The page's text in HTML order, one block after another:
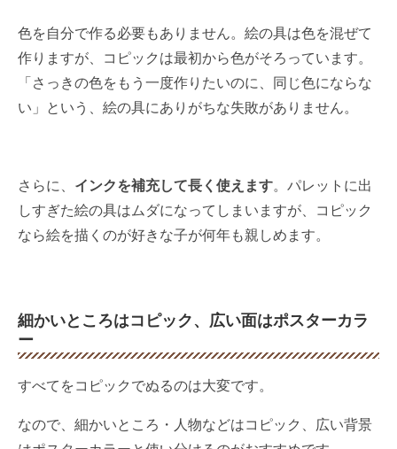
色を自分で作る必要もありません。絵の具は色を混ぜて
作りますが、コピックは最初から色がそろっています。
「さっきの色をもう一度作りたいのに、同じ色にならな
い」という、絵の具にありがちな失敗がありません。
さらに、 インクを補充して長く使えます。パレットに出
しすぎた絵の具はムダになってしまいますが、コピック
なら絵を描くのが好きな子が何年も親しめます。
細かいところはコピック、広い面はポスターカラ
ー
すべてをコピックでぬるのは大変です。
なので、細かいところ・人物などはコピック、広い背景